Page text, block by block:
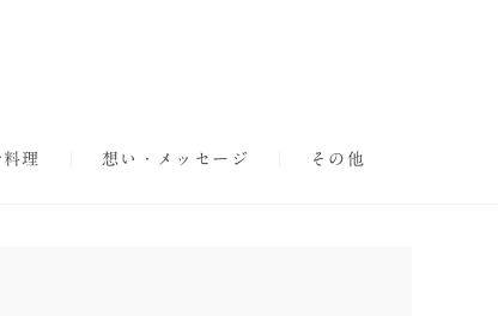
料理 想い・メッセージ その他